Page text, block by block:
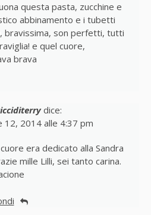
questa pasta, zucchine e
abbinamento e i tubetti
bravissima, son perfetti, tutti
e quel cuore,
brava
dice:
12, 2014 alle 4:37 pm
era dedicato alla Sandra
mille Lilli, sei tanto carina.